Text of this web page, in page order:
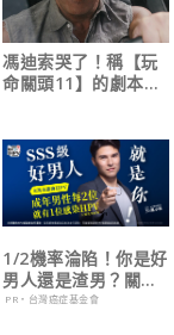
馮迪索哭了！稱【玩
命關頭11】的劇本是
1/2機率淪陷！你是好
男人還是渣男？關鍵
在這
PR・台灣癌症基金會